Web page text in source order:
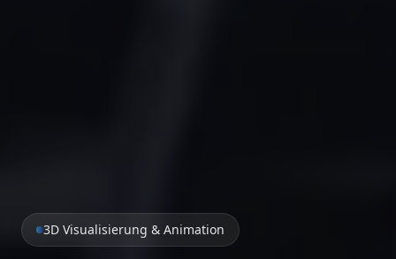
3D Visualisierung & Animation